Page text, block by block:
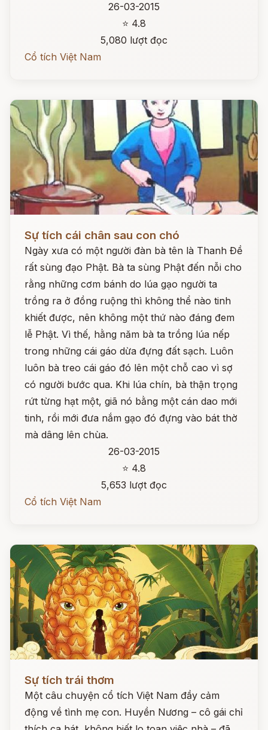
26-03-2015
⭐ 4.8
5,080 lượt đọc
Cổ tích Việt Nam
Sự tích cái chân sau con chó
Ngày xưa có một người đàn bà tên là Thanh Đề
rất sùng đạo Phật. Bà ta sùng Phật đến nỗi cho
rằng những cơm bánh do lúa gạo người ta
trồng ra ở đồng ruộng thì không thể nào tinh
khiết được, nên không một thứ nào đáng đem
lễ Phật. Vì thế, hằng năm bà ta trồng lúa nếp
trong những cái gáo dừa đựng đất sạch. Luôn
luôn bà treo cái gáo đó lên một chỗ cao vì sợ
có người bước qua. Khi lúa chín, bà thận trọng
rứt từng hạt một, giã nó bằng một cán dao mới
tinh, rồi mới đưa nắm gạo đó đựng vào bát thờ
mà dâng lên chùa.
26-03-2015
⭐ 4.8
5,653 lượt đọc
Cổ tích Việt Nam
Sự tích trái thơm
Một câu chuyện cổ tích Việt Nam đầy cảm
động về tình mẹ con. Huyền Nương – cô gái chỉ